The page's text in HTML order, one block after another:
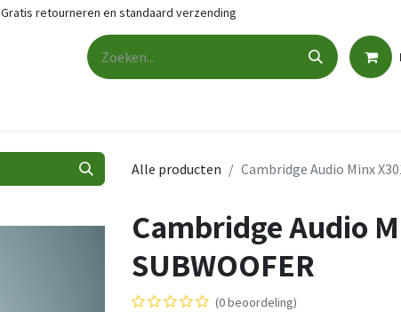
Gratis retourneren en standaard verzending
Alle producten Cambridge Audio Minx
Cambridge Audio
SUBWOOFER
(0 beoordeling)